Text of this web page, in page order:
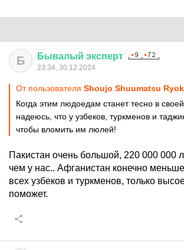
Б Бывалый эксперт
23:34, 30.12.2024
От пользователя Shoujo Shuumatsu
Когда этим людоедам станет тесно в
надеюсь, что у узбеков, туркменов и
чтобы вломить им люлей!
Пакистан очень большой, 220 000 000
чем у нас.. Афганистан конечно
всех узбеков и туркменов, только
поможет.